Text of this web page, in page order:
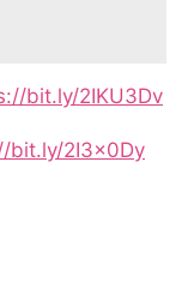
bit.ly/2IKU3Dv
bit.ly/2I3x0Dy